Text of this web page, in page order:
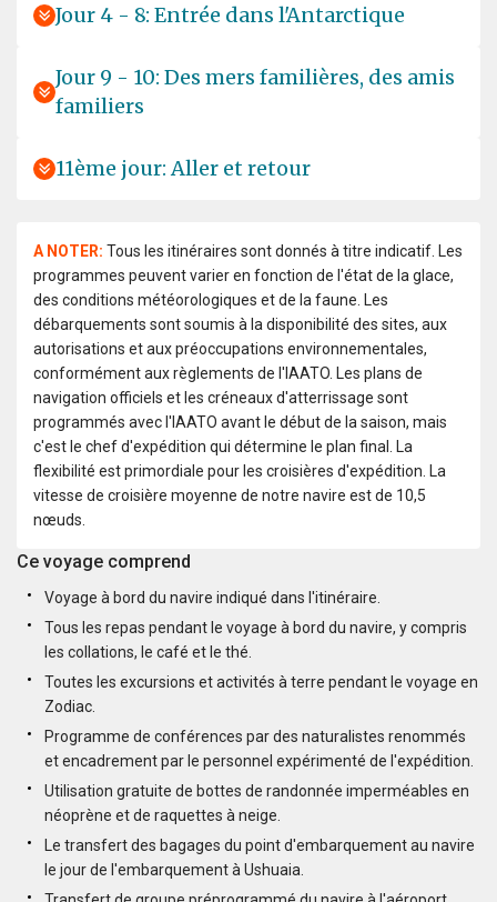
Jour 4 - 8: Entrée dans l'Antarctique
Jour 9 - 10: Des mers familières, des amis
familiers
11ème jour: Aller et retour
A NOTER: Tous les itinéraires sont donnés à titre indicatif. Les
programmes peuvent varier en fonction de l'état de la glace,
des conditions météorologiques et de la faune. Les
débarquements sont soumis à la disponibilité des sites, aux
autorisations et aux préoccupations environnementales,
conformément aux règlements de l'IAATO. Les plans de
navigation officiels et les créneaux d'atterrissage sont
programmés avec l'IAATO avant le début de la saison, mais
c'est le chef d'expédition qui détermine le plan final. La
flexibilité est primordiale pour les croisières d'expédition. La
vitesse de croisière moyenne de notre navire est de 10,5
nœuds.
Ce voyage comprend
Voyage à bord du navire indiqué dans l'itinéraire.
Tous les repas pendant le voyage à bord du navire, y compris
les collations, le café et le thé.
Toutes les excursions et activités à terre pendant le voyage en
Zodiac.
Programme de conférences par des naturalistes renommés
et encadrement par le personnel expérimenté de l'expédition.
Utilisation gratuite de bottes de randonnée imperméables en
néoprène et de raquettes à neige.
Le transfert des bagages du point d'embarquement au navire
le jour de l'embarquement à Ushuaia.